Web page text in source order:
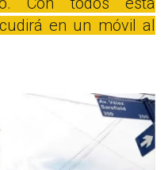
en un móvil al